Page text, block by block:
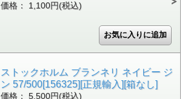
価格： 1,100円(税込)
ストックホルム ブランネリ ネイビー ジ
ン 57/500[156325][正規輸入][箱なし]
価格： 5,500円(税込)